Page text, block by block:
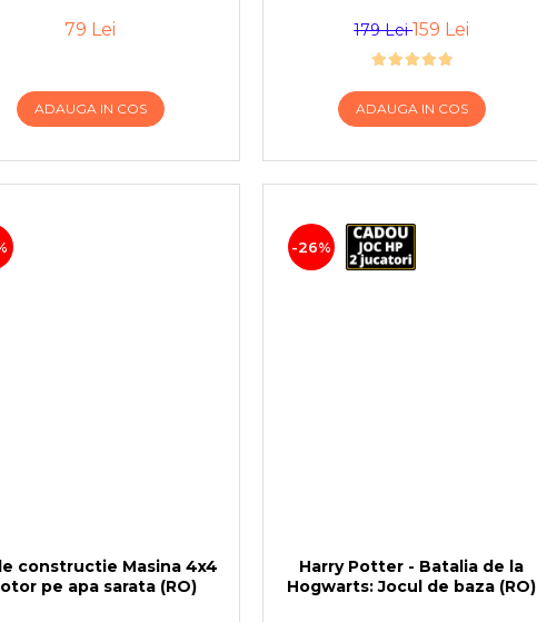
79 Lei
ADAUGA IN COS
179 Lei159 Lei
ADAUGA IN COS
constructie Masina 4x4
pe apa sarata (RO)
-26%
Harry Potter - Batalia de la
Hogwarts: Jocul de baza (RO)